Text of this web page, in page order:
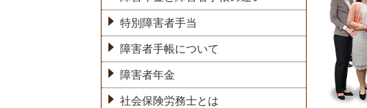
特別障害者手当
障害者手帳について
障害者年金
社会保険労務士とは